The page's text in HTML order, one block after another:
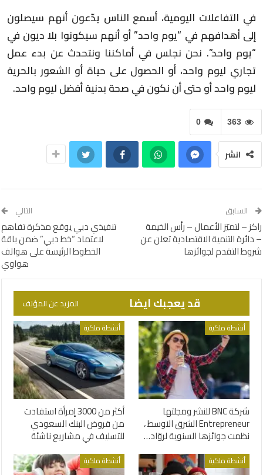
في التفاعلات اليومية، أسمع الناس يدّعون أنهم سيصلون
إلى أهدافهم في “يوم واحد” أو أنهم سيكونوا بلا ديون في
“يوم واحد”. نحن نجلس في أماكننا ونتحدث عن بدء عمل
تجاري ليوم واحد، أو الحصول على حياة أو الشعور بالحرية
ليوم واحد أو حتى أن نكون في صحة بدنية أفضل ليوم واحد.
0 363
انشر
السابق
راكز – لتميّز الأعمال – رأس الخيمة
– دائرة التنمية الاقتصادية تعلن عن
شروط التقدم لجوائزها
التالي
تنفيذي دبي يوقع مذكرة تفاهم
لاعتماد “خط دبي” ضمن باقة
الخطوط الرئيسة على هواتف
هواوي
قد يعجبك ايضا المزيد عن المؤلف
أنشطة ملكية
شركة BNC للنشر ومجلتها
Entrepreneur الشرق الاوسط ،
نظمت جوائزها السنوية لروّاد…
أنشطة ملكية
أكثر من 3000 إمرأة استفادت
من قروض البنك السعودي
للتسليف في مشاريع ناشئة
أنشطة ملكية أنشطة ملكية